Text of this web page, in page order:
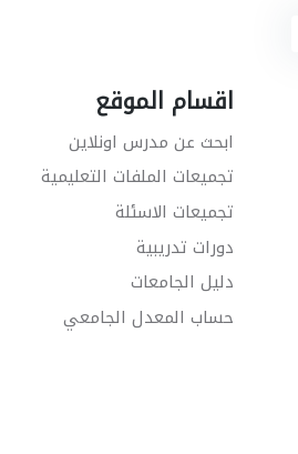
اقسام الموقع
ابحث عن مدرس اونلاين
تجميعات الملفات التعليمية
تجميعات الاسئلة
دورات تدريبية
دليل الجامعات
حساب المعدل الجامعي